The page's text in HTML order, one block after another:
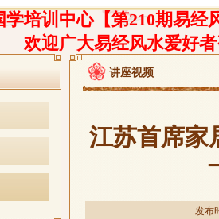
培训中心【第210期易经
欢迎广大易经风水爱好
讲座视频
江苏首席家
发布